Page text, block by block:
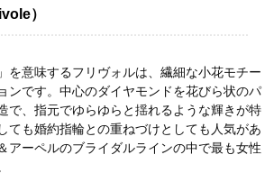
）
を意味するフリヴォルは、繊細な小花モチー
ンです。中心のダイヤモンドを花びら状のパ
で、指元でゆらゆらと揺れるような輝きが特
ても婚約指輪との重ねづけとしても人気があ
アーペルのブライダルラインの中で最も女性